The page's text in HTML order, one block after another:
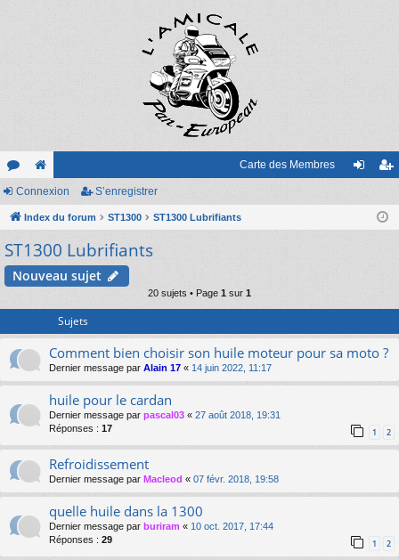
or
u
m
e
sit
e
Carte des Membres
nr
Connexion S’enregistrer
Index du forum ST1300 ST1300 Lubrifiants
ST1300 Lubrifiants
Nouveau sujet
20 sujets • Page 1 sur 1
Sujets
Comment bien choisir son huile moteur pour sa moto ?
Dernier message par Alain 17 « 14 juin 2022, 11:17
huile pour le cardan
Dernier message par pascal03 « 27 août 2018, 19:31
Réponses : 17 1 2
Refroidissement
Dernier message par Macleod « 07 févr. 2018, 19:58
quelle huile dans la 1300
Dernier message par buriram « 10 oct. 2017, 17:44
Réponses : 29 1 2